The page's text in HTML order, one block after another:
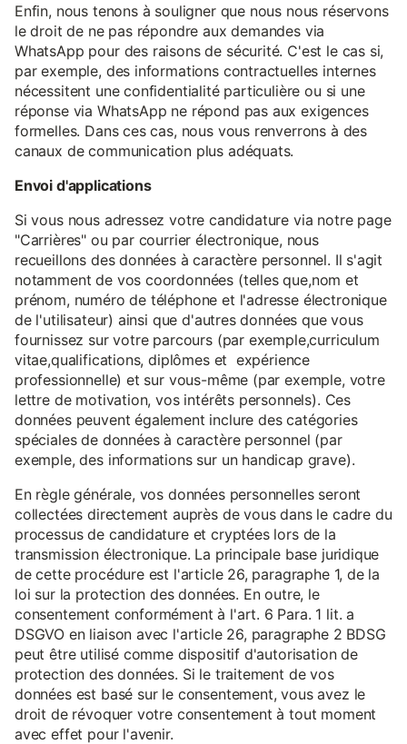
Enfin, nous tenons à souligner que nous nous réservons
le droit de ne pas répondre aux demandes via
WhatsApp pour des raisons de sécurité. C'est le cas si,
par exemple, des informations contractuelles internes
nécessitent une confidentialité particulière ou si une
réponse via WhatsApp ne répond pas aux exigences
formelles. Dans ces cas, nous vous renverrons à des
canaux de communication plus adéquats.
Envoi d'applications
Si vous nous adressez votre candidature via notre page
"Carrières" ou par courrier électronique, nous
recueillons des données à caractère personnel. Il s'agit
notamment de vos coordonnées (telles que,nom et
prénom, numéro de téléphone et l'adresse électronique
de l'utilisateur) ainsi que d'autres données que vous
fournissez sur votre parcours (par exemple,curriculum
vitae,qualifications, diplômes et expérience
professionnelle) et sur vous-même (par exemple, votre
lettre de motivation, vos intérêts personnels). Ces
données peuvent également inclure des catégories
spéciales de données à caractère personnel (par
exemple, des informations sur un handicap grave).
En règle générale, vos données personnelles seront
collectées directement auprès de vous dans le cadre du
processus de candidature et cryptées lors de la
transmission électronique. La principale base juridique
de cette procédure est l'article 26, paragraphe 1, de la
loi sur la protection des données. En outre, le
consentement conformément à l'art. 6 Para. 1 lit. a
DSGVO en liaison avec l'article 26, paragraphe 2 BDSG
peut être utilisé comme dispositif d'autorisation de
protection des données. Si le traitement de vos
données est basé sur le consentement, vous avez le
droit de révoquer votre consentement à tout moment
avec effet pour l'avenir.